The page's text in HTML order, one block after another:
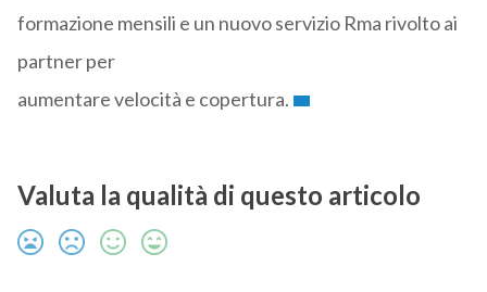
formazione mensili e un nuovo servizio Rma rivolto ai
partner per
aumentare velocità e copertura.
Valuta la qualità di questo articolo